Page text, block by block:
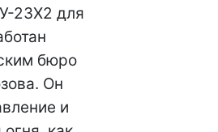
23Х2 для
бюро
Он
и